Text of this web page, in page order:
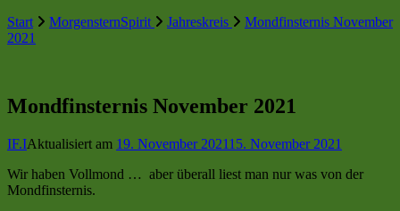
Start
MorgensternSpirit Jahreskreis
Mondfinsternis November
2021
Mondfinsternis November 2021
IF.IAktualisiert am 19. November 202115. November 2021
Wir haben Vollmond … aber überall liest man nur was von der
Mondfinsternis.